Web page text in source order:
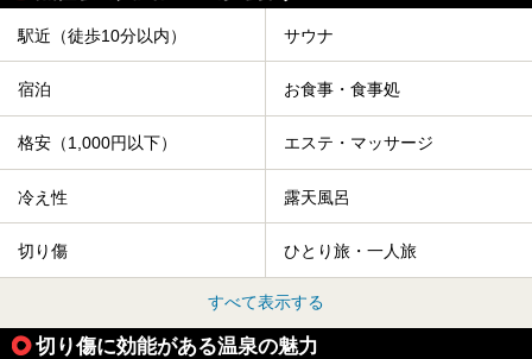
駅近（徒歩10分以内） サウナ
宿泊 お食事・食事処
格安（1,000円以下） エステ・マッサージ
冷え性 露天風呂
切り傷 ひとり旅・一人旅
すべて表示する
切り傷に効能がある温泉の魅力